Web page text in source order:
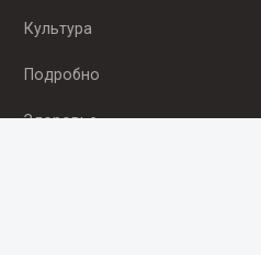
Культура
Подробно
Здоровье